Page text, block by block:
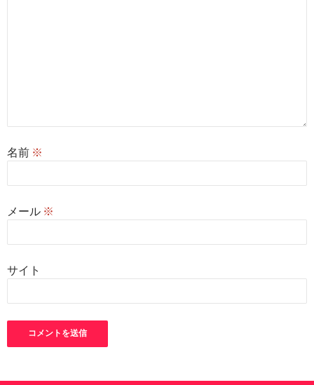
名前 ※
メール ※
サイト